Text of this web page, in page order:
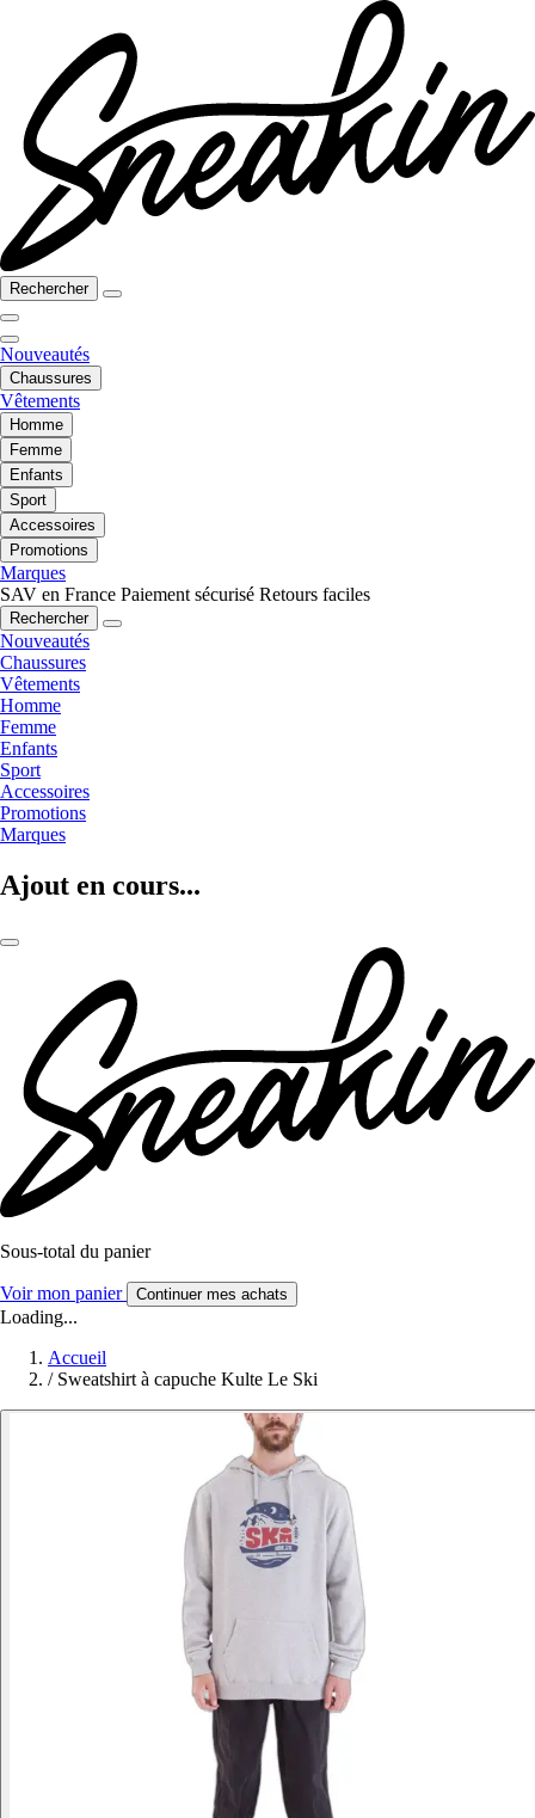
Rechercher
Nouveautés
Chaussures
Vêtements
Homme
Femme
Enfants
Sport
Accessoires
Promotions
Marques
SAV en France Paiement sécurisé Retours faciles
Rechercher
Nouveautés
Chaussures
Vêtements
Homme
Femme
Enfants
Sport
Accessoires
Promotions
Marques
Ajout en cours...
Sous-total du panier
Voir mon panier Continuer mes achats
Loading...
Accueil
/ Sweatshirt à capuche Kulte Le Ski